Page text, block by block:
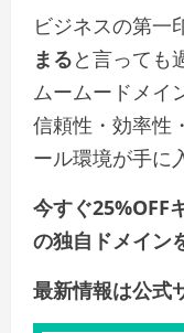
ビジネスの第一
まると言っても
ムームードメイ
信頼性・効率性
ール環境が手に
今すぐ25%OFF
の独自ドメイン
最新情報は公